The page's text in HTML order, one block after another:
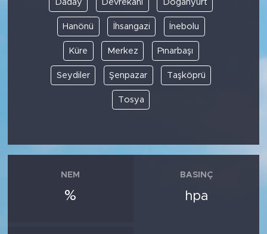
Daday Devrekani Doğanyurt
Hanönü İhsangazi İnebolu
Küre Merkez Pınarbaşı
Seydiler Şenpazar Taşköprü
Tosya
NEM
%
BASINÇ
hpa